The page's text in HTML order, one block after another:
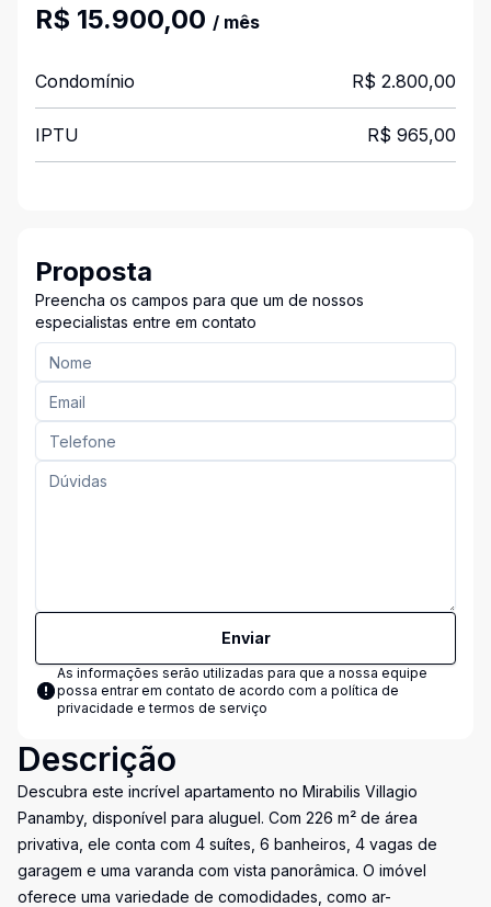
R$ 15.900,00 / mês
Condomínio R$ 2.800,00
IPTU R$ 965,00
Proposta
Preencha os campos para que um de nossos
especialistas entre em contato
Enviar
As informações serão utilizadas para que a nossa equipe
possa entrar em contato de acordo com a política de
privacidade e termos de serviço
Descrição
Descubra este incrível apartamento no Mirabilis Villagio
Panamby, disponível para aluguel. Com 226 m² de área
privativa, ele conta com 4 suítes, 6 banheiros, 4 vagas de
garagem e uma varanda com vista panorâmica. O imóvel
oferece uma variedade de comodidades, como ar-